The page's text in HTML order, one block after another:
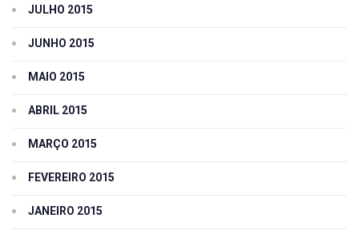
JULHO 2015
JUNHO 2015
MAIO 2015
ABRIL 2015
MARÇO 2015
FEVEREIRO 2015
JANEIRO 2015